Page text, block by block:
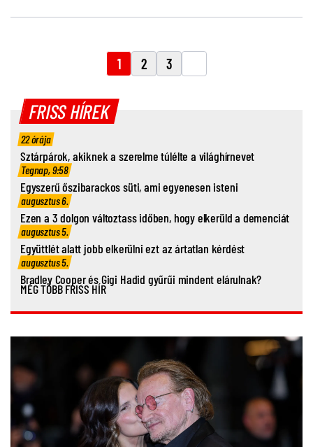
1 2 3
FRISS HÍREK
22 órája
Sztárpárok, akiknek a szerelme túlélte a világhírnevet
Tegnap, 9:58
Egyszerű őszibarackos süti, ami egyenesen isteni
augusztus 6.
Ezen a 3 dolgon változtass időben, hogy elkerüld a demenciát
augusztus 5.
Együttlét alatt jobb elkerülni ezt az ártatlan kérdést
augusztus 5.
Bradley Cooper és Gigi Hadid gyűrűi mindent elárulnak?
MÉG TÖBB FRISS HÍR